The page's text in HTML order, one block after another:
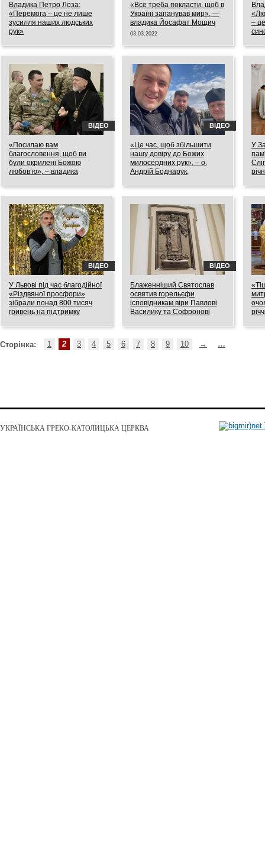
Владика Петро Лоза:
«Перемога – це не лише
зусилля наших людських
рук»
«Все треба покласти, щоб в
Україні запанував мир», —
владика Йосафат Мощич
03.03.2022
–
«Посилаю вам
благословення, щоб ви
були окрилені Божою
любов’ю», – владика
захисників України
ВІДЕО
«Це час, щоб збільшити
нашу довіру до Божих
милосердних рук», – о.
Андрій Боднарук,
ВІДЕО
У
У Львові під час благодійної
«Різдвяної просфори»
зібрали понад 800 тисяч
гривень на підтримку
ВІДЕО
Блаженніший Святослав
освятив горельєфи
ісповідникам віри Павлові
Василику та Софронові
Франківську
13.12.2021
ВІДЕО
Сторінка: 1 2 3 4 5 6 7 8 9 10 → …
УКРАЇНСЬКА ГРЕКО-КАТОЛИЦЬКА ЦЕРКВА